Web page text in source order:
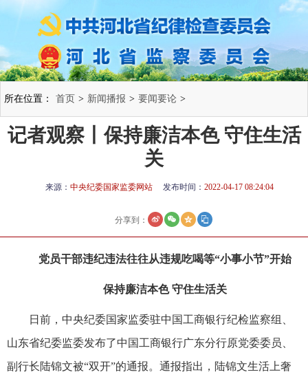
所在位置： 首页 > 新闻播报 > 要闻要论 >
记者观察丨​保持廉洁本色 守住生活
关
来源： 中央纪委国家监委网站 发布时间： 2022-04-17 08:24:04
分享到：
党员干部违纪违法往往从违规吃喝等“小事小节”开始
保持廉洁本色 守住生活关
日前，中央纪委国家监委驻中国工商银行纪检监察组、
山东省纪委监委发布了中国工商银行广东分行原党委委员、
副行长陆锦文被“双开”的通报。通报指出，陆锦文生活上奢